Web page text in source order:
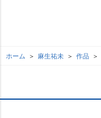
ホーム 麻生祐未 作品